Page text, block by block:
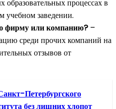
процессах в
учебном заведении.
фирму или компанию? –
среди прочих компаний на
отзывов от
Петербургского
без лишних хлопот